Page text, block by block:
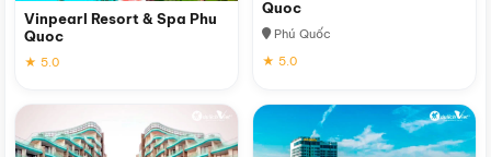
Vinpearl Resort & Spa Phu
Quoc
★ 5.0
Quoc
Phú Quốc
★ 5.0